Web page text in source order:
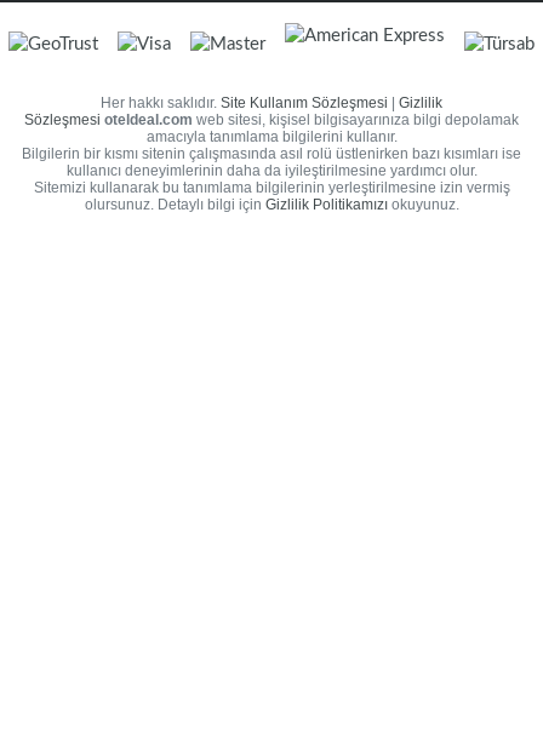
Her hakkı saklıdır. Site Kullanım Sözleşmesi
Gizlilik
Sözleşmesi oteldeal.com web sitesi, kişisel bilgisayarınıza bilgi depolamak
amacıyla tanımlama bilgilerini kullanır.
Bilgilerin bir kısmı sitenin çalışmasında asıl rolü üstlenirken bazı kısımları ise
kullanıcı deneyimlerinin daha da iyileştirilmesine yardımcı olur.
Sitemizi kullanarak bu tanımlama bilgilerinin yerleştirilmesine izin vermiş
olursunuz. Detaylı bilgi için Gizlilik Politikamızıokuyunuz.